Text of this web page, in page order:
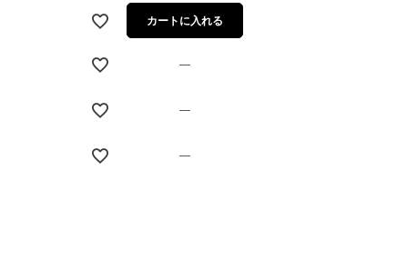
カートに入れる
—
—
—